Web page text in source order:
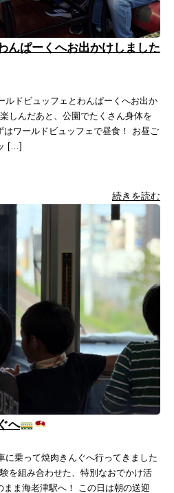
んぱーくへお出かけしました
ルドビュッフェとわんぱーくへお出か
しんだあと、公園でたくさん身体を
はワールドビュッフェで昼食！ お昼ご
[…]
続きを読む
へ
に乗って焼肉きんぐへ行ってきました
を組み合わせた、特別なおでかけ活
まま海老津駅へ！ この日は朝の送迎